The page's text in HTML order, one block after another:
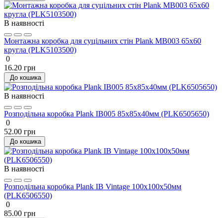
В наявності
Монтажна коробка для суцільних стін Plank MB003 65x60
кругла (PLK5103500)
0
16.20 грн
До кошика
В наявності
Розподільна коробка Plank IB005 85х85х40мм (PLK6505650)
0
52.00 грн
До кошика
В наявності
Розподільна коробка Plank IB Vintage 100х100х50мм
(PLK6506550)
0
85.00 грн